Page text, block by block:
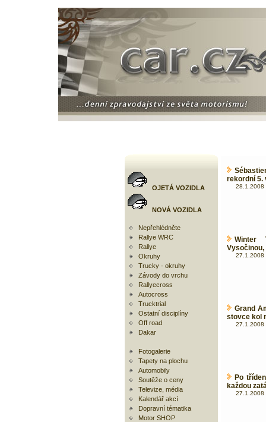
OJETÁ VOZIDLA
NOVÁ VOZIDLA
Nepřehlédněte
Rallye WRC
Rallye
Okruhy
Trucky - okruhy
Závody do vrchu
Rallyecross
Autocross
Trucktrial
Ostatní disciplíny
Off road
Dakar
Fotogalerie
Tapety na plochu
Automobily
Soutěže o ceny
Televize, média
Kalendář akcí
Dopravní tématika
Motor SHOP
rekordní 5.
28.1.2008
Winter
Vysočinou,
27.1.2008
Grand
stovce kol
27.1.2008
Po
každou
27.1.2008